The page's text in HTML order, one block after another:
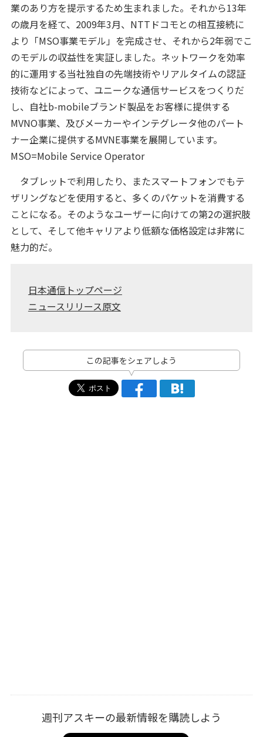
業のあり方を提示するため生まれました。それから13年
の歳月を経て、2009年3月、NTTドコモとの相互接続に
より「MSO事業モデル」を完成させ、それから2年弱でこ
のモデルの収益性を実証しました。ネットワークを効率
的に運用する当社独自の先端技術やリアルタイムの認証
技術などによって、ユニークな通信サービスをつくりだ
し、自社b-mobileブランド製品をお客様に提供する
MVNO事業、及びメーカーやインテグレータ他のパート
ナー企業に提供するMVNE事業を展開しています。
MSO=Mobile Service Operator
タブレットで利用したり、またスマートフォンでもテ
ザリングなどを使用すると、多くのパケットを消費する
ことになる。そのようなユーザーに向けての第2の選択肢
として、そして他キャリアより低額な価格設定は非常に
魅力的だ。
日本通信トップページ
ニュースリリース原文
この記事をシェアしよう
週刊アスキーの最新情報を購読しよう